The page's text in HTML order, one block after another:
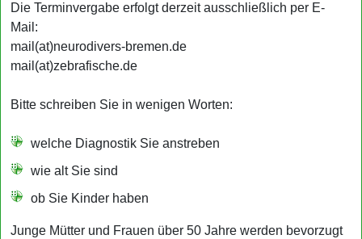
Die Terminvergabe erfolgt derzeit ausschließlich per E-
Mail:
mail(at)neurodivers-bremen.de
mail(at)zebrafische.de
Bitte schreiben Sie in wenigen Worten:
welche Diagnostik Sie anstreben
wie alt Sie sind
ob Sie Kinder haben
Junge Mütter und Frauen über 50 Jahre werden bevorzugt